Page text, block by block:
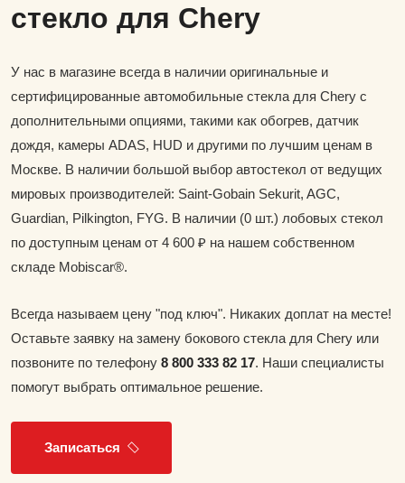
стекло для Chery
У нас в магазине всегда в наличии оригинальные и
сертифицированные автомобильные стекла для Chery с
дополнительными опциями, такими как обогрев, датчик
дождя, камеры ADAS, HUD и другими по лучшим ценам в
Москве. В наличии большой выбор автостекол от ведущих
мировых производителей: Saint-Gobain Sekurit, AGC,
Guardian, Pilkington, FYG. В наличии (0 шт.) лобовых стекол
по доступным ценам от 4 600 ₽ на нашем собственном
складе Mobiscar®.
Всегда называем цену "под ключ". Никаких доплат на месте!
Оставьте заявку на замену бокового стекла для Chery или
позвоните по телефону 8 800 333 82 17. Наши специалисты
помогут выбрать оптимальное решение.
Записаться